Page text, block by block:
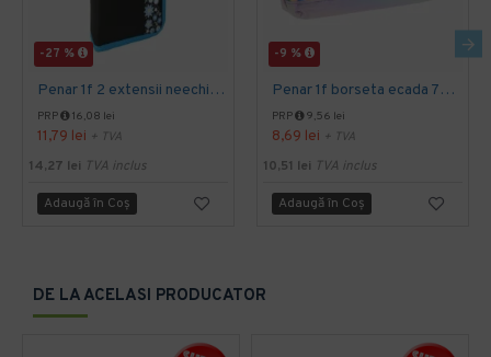
-27 %
Penar 1f 2 extensii neechipat daco pe1922
PRP 16,08 lei
11,79 lei + TVA
14,27 lei TVA inclus
Adaugă în Coş
-9 %
Penar 1f borseta ecada 78603
PRP 9,56 lei
8,69 lei + TVA
10,51 lei TVA inclus
Adaugă în Coş
DE LA ACELASI PRODUCATOR